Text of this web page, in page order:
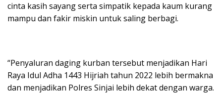
cinta kasih sayang serta simpatik kepada kaum kurang
mampu dan fakir miskin untuk saling berbagi.
“Penyaluran daging kurban tersebut menjadikan Hari
Raya Idul Adha 1443 Hijriah tahun 2022 lebih bermakna
dan menjadikan Polres Sinjai lebih dekat dengan warga.